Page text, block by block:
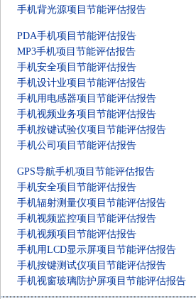
手机背光源项目节能评估报告
PDA手机项目节能评估报告
MP3手机项目节能评估报告
手机安全项目节能评估报告
手机设计业项目节能评估报告
手机用电感器项目节能评估报告
手机视频业务项目节能评估报告
手机按键试验仪项目节能评估报告
手机公司项目节能评估报告
GPS导航手机项目节能评估报告
手机安全项目节能评估报告
手机辐射测量仪项目节能评估报告
手机视频监控项目节能评估报告
手机视频项目节能评估报告
手机用LCD显示屏项目节能评估报告
手机按键测试仪项目节能评估报告
手机视窗玻璃防护屏项目节能评估报告